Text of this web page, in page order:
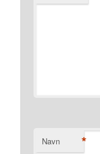
Navn *